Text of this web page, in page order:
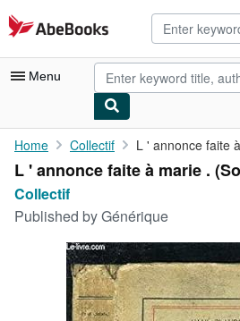
Skip to main content
AbeBooks.com
Menu
My Account
My Purchases
Rare Books
Art & Collectibles
Home Collectif L ' annonce faite
L ' annonce faite à marie .
Collectif
Published byGénérique